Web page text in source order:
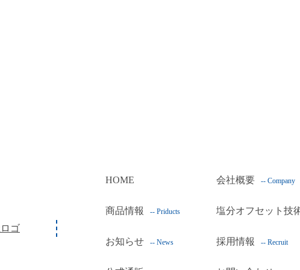
HOME 会社概要 -- Company
商品情報 -- Priducts 塩分オフセット技
お知らせ -- News 採用情報 -- Recruit